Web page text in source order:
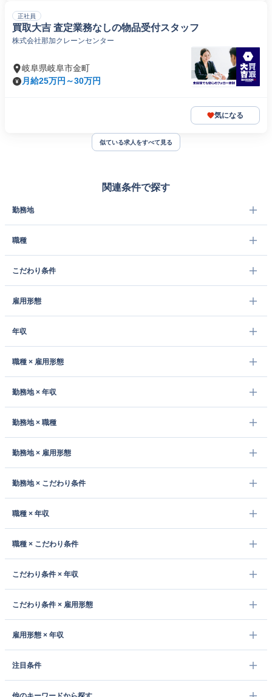
正社員
買取大吉 査定業務なしの物品受付スタッフ
株式会社那加クレーンセンター
岐阜県岐阜市金町
月給25万円～30万円
気になる
似ている求人をすべて見る
関連条件で探す
勤務地
職種
こだわり条件
雇用形態
年収
職種 × 雇用形態
勤務地 × 年収
勤務地 × 職種
勤務地 × 雇用形態
勤務地 × こだわり条件
職種 × 年収
職種 × こだわり条件
こだわり条件 × 年収
こだわり条件 × 雇用形態
雇用形態 × 年収
注目条件